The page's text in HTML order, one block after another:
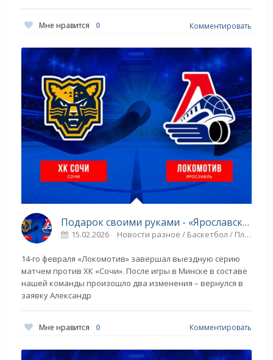
Мне нравится 0 Комментировать
Подарок своими руками - «Ярославский спорт»
15.02.2026 Новости разное / Баскетбол / Плавание / Спорт / Игровые виды спорта / ТЕННИС / Прыжки в воду
14-го февраля «Локомотив» завершал выездную серию
матчем против ХК «Сочи». После игры в Минске в составе
нашей команды произошло два изменения – вернулся в
заявку Александр
Мне нравится 0 Комментировать